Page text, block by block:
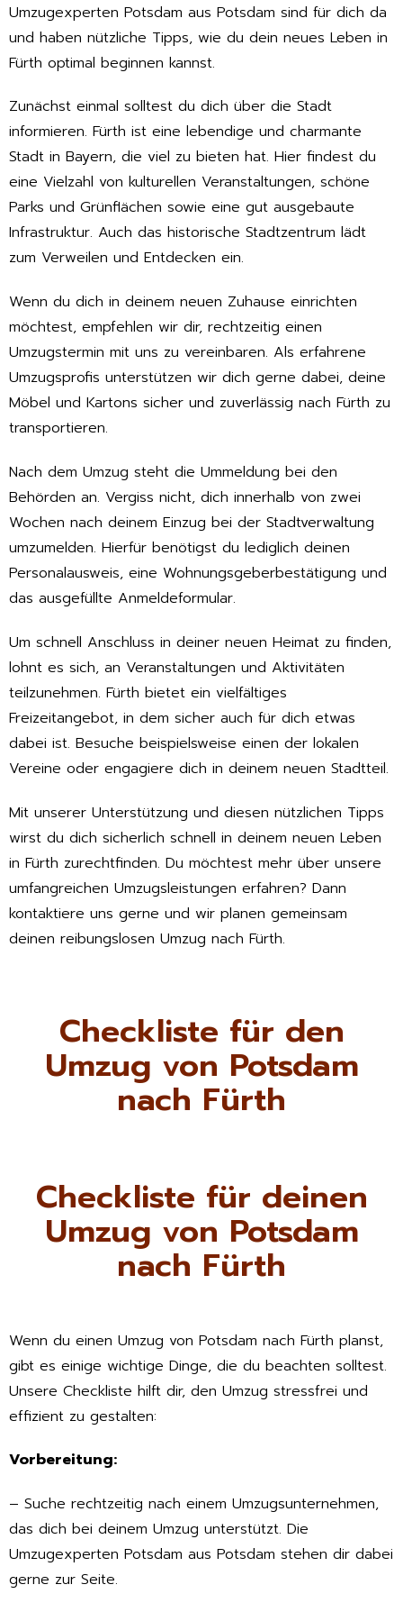
Umzugexperten Potsdam aus Potsdam sind für dich da
und haben nützliche Tipps, wie du dein neues Leben in
Fürth optimal beginnen kannst.
Zunächst einmal solltest du dich über die Stadt
informieren. Fürth ist eine lebendige und charmante
Stadt in Bayern, die viel zu bieten hat. Hier findest du
eine Vielzahl von kulturellen Veranstaltungen, schöne
Parks und Grünflächen sowie eine gut ausgebaute
Infrastruktur. Auch das historische Stadtzentrum lädt
zum Verweilen und Entdecken ein.
Wenn du dich in deinem neuen Zuhause einrichten
möchtest, empfehlen wir dir, rechtzeitig einen
Umzugstermin mit uns zu vereinbaren. Als erfahrene
Umzugsprofis unterstützen wir dich gerne dabei, deine
Möbel und Kartons sicher und zuverlässig nach Fürth zu
transportieren.
Nach dem Umzug steht die Ummeldung bei den
Behörden an. Vergiss nicht, dich innerhalb von zwei
Wochen nach deinem Einzug bei der Stadtverwaltung
umzumelden. Hierfür benötigst du lediglich deinen
Personalausweis, eine Wohnungsgeberbestätigung und
das ausgefüllte Anmeldeformular.
Um schnell Anschluss in deiner neuen Heimat zu finden,
lohnt es sich, an Veranstaltungen und Aktivitäten
teilzunehmen. Fürth bietet ein vielfältiges
Freizeitangebot, in dem sicher auch für dich etwas
dabei ist. Besuche beispielsweise einen der lokalen
Vereine oder engagiere dich in deinem neuen Stadtteil.
Mit unserer Unterstützung und diesen nützlichen Tipps
wirst du dich sicherlich schnell in deinem neuen Leben
in Fürth zurechtfinden. Du möchtest mehr über unsere
umfangreichen Umzugsleistungen erfahren? Dann
kontaktiere uns gerne und wir planen gemeinsam
deinen reibungslosen Umzug nach Fürth.
Checkliste für den
Umzug von Potsdam
nach Fürth
Checkliste für deinen
Umzug von Potsdam
nach Fürth
Wenn du einen Umzug von Potsdam nach Fürth planst,
gibt es einige wichtige Dinge, die du beachten solltest.
Unsere Checkliste hilft dir, den Umzug stressfrei und
effizient zu gestalten:
Vorbereitung:
– Suche rechtzeitig nach einem Umzugsunternehmen,
das dich bei deinem Umzug unterstützt. Die
Umzugexperten Potsdam aus Potsdam stehen dir dabei
gerne zur Seite.